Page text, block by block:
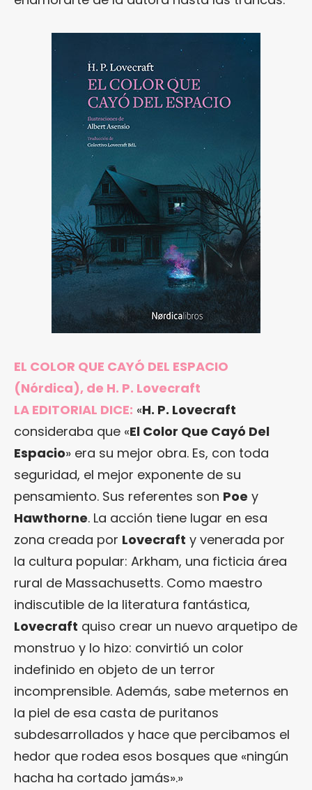
EL COLOR QUE CAYÓ DEL ESPACIO
(Nórdica), de H. P. Lovecraft
LA EDITORIAL DICE: «H. P. Lovecraft
consideraba que «El Color Que Cayó Del
Espacio» era su mejor obra. Es, con toda
seguridad, el mejor exponente de su
pensamiento. Sus referentes son Poe y
Hawthorne. La acción tiene lugar en esa
zona creada por Lovecraft y venerada por
la cultura popular: Arkham, una ficticia área
rural de Massachusetts. Como maestro
indiscutible de la literatura fantástica,
Lovecraft quiso crear un nuevo arquetipo de
monstruo y lo hizo: convirtió un color
indefinido en objeto de un terror
incomprensible. Además, sabe meternos en
la piel de esa casta de puritanos
subdesarrollados y hace que percibamos el
hedor que rodea esos bosques que «ningún
hacha ha cortado jamás».»